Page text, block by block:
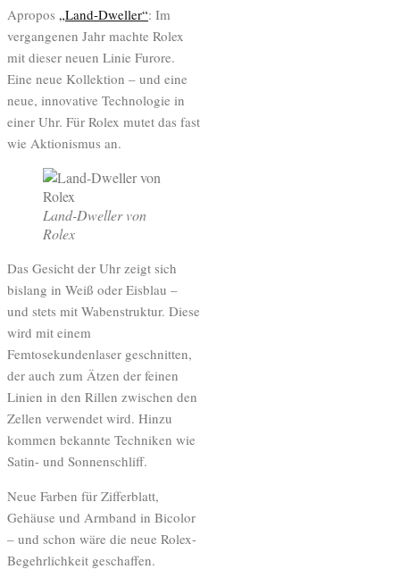
Apropos „Land-Dweller“: Im
vergangenen Jahr machte Rolex
mit dieser neuen Linie Furore.
Eine neue Kollektion – und eine
neue, innovative Technologie in
einer Uhr. Für Rolex mutet das fast
wie Aktionismus an.
Land-Dweller von
Rolex
Das Gesicht der Uhr zeigt sich
bislang in Weiß oder Eisblau –
und stets mit Wabenstruktur. Diese
wird mit einem
Femtosekundenlaser geschnitten,
der auch zum Ätzen der feinen
Linien in den Rillen zwischen den
Zellen verwendet wird. Hinzu
kommen bekannte Techniken wie
Satin- und Sonnenschliff.
Neue Farben für Zifferblatt,
Gehäuse und Armband in Bicolor
– und schon wäre die neue Rolex-
Begehrlichkeit geschaffen.